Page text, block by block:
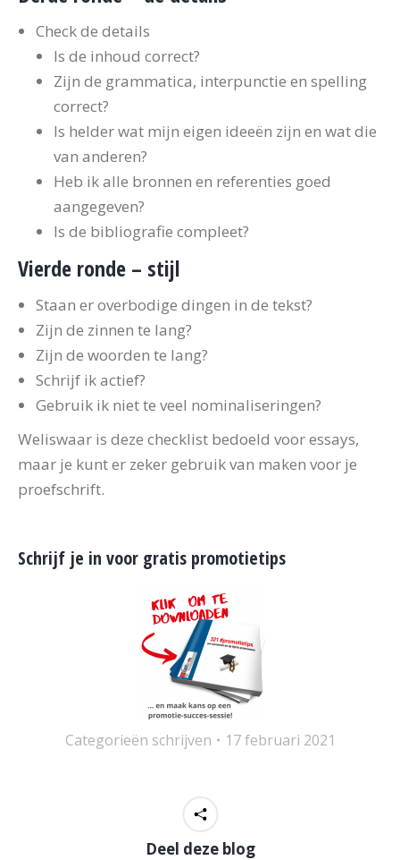
Check de details
Is de inhoud correct?
Zijn de grammatica, interpunctie en spelling
correct?
Is helder wat mijn eigen ideeën zijn en wat die
van anderen?
Heb ik alle bronnen en referenties goed
aangegeven?
Is de bibliografie compleet?
Vierde ronde – stijl
Staan er overbodige dingen in de tekst?
Zijn de zinnen te lang?
Zijn de woorden te lang?
Schrijf ik actief?
Gebruik ik niet te veel nominaliseringen?
Weliswaar is deze checklist bedoeld voor essays,
maar je kunt er zeker gebruik van maken voor je
proefschrift.
Schrijf je in voor gratis promotietips
Categorieën schrijven 17 februari 2021
Deel deze blog